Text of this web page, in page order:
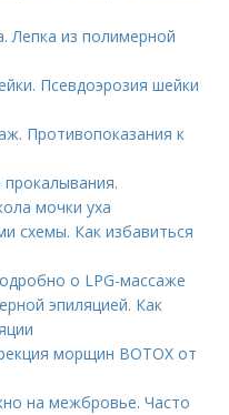
Лепка из полимерной
Псевдоэрозия шейки
Противопоказания к
мочки уха
схемы. Как избавиться
о LPG-массаже
эпиляцией. Как
морщин BOTOX от
на межбровье. Часто